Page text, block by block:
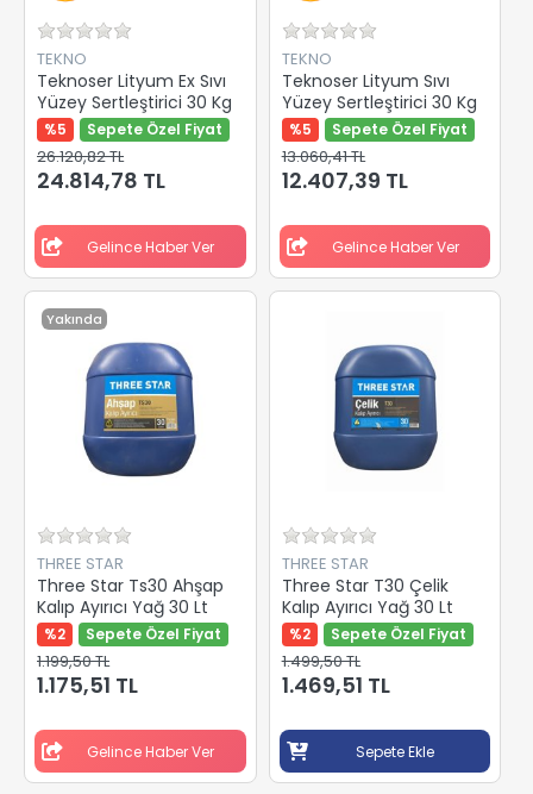
TEKNO
Teknoser Lityum Ex Sıvı
Yüzey Sertleştirici 30 Kg
%5 Sepete Özel Fiyat
26.120,82 TL
24.814,78 TL
Gelince Haber Ver
TEKNO
Teknoser Lityum Sıvı
Yüzey Sertleştirici 30 Kg
%5 Sepete Özel Fiyat
13.060,41 TL
12.407,39 TL
Gelince Haber Ver
Yakında
THREE STAR
Three Star Ts30 Ahşap
Kalıp Ayırıcı Yağ 30 Lt
%2 Sepete Özel Fiyat
1.199,50 TL
1.175,51 TL
Gelince Haber Ver
THREE STAR
Three Star T30 Çelik
Kalıp Ayırıcı Yağ 30 Lt
%2 Sepete Özel Fiyat
1.499,50 TL
1.469,51 TL
Sepete Ekle